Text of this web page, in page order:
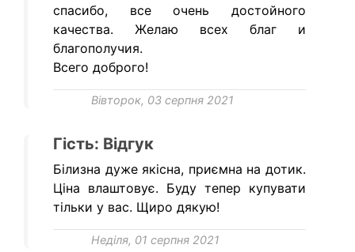
спасибо, все очень достойного
качества. Желаю всех благ и
благополучия.
Всего доброго!
Вівторок, 03 серпня 2021
Гість: Відгук
Білизна дуже якісна, приємна на дотик.
Ціна влаштовує. Буду тепер купувати
тільки у вас. Щиро дякую!
Неділя, 01 серпня 2021